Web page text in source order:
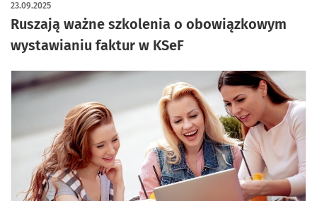
Ruszają ważne szkolenia o obowiązkowym
wystawianiu faktur w KSeF
23.09.2025